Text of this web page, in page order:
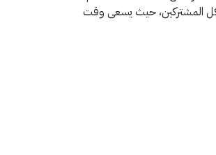
لكل المشتركين، حيث يسعى وقت